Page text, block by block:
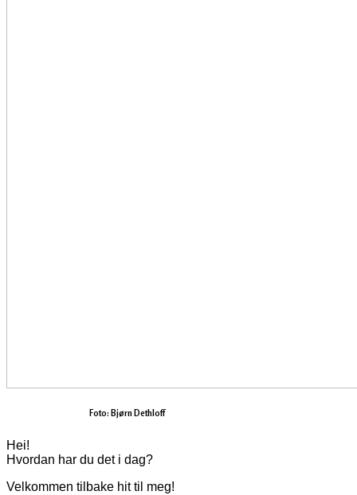
Foto: Bjørn Dethloff
Hei!
Hvordan har du det i dag?
Velkommen tilbake hit til meg!